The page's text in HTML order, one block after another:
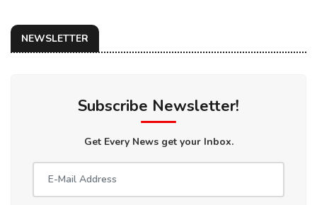
NEWSLETTER
Subscribe Newsletter!
Get Every News get your Inbox.